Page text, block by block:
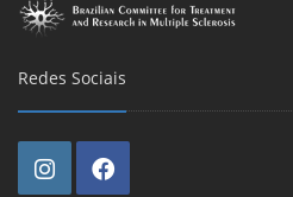
Redes Sociais